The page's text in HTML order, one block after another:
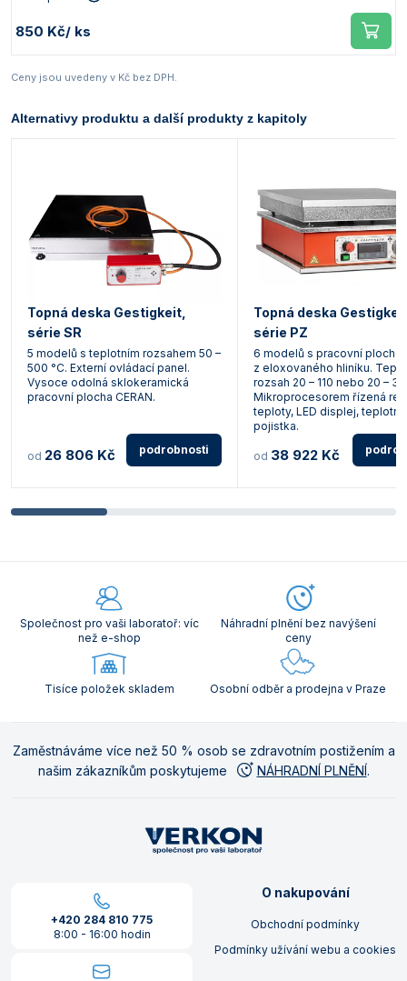
850 Kč/ ks
Ceny jsou uvedeny v Kč bez DPH.
Alternativy produktu a další produkty z kapitoly
Topná deska Gestigkeit,
série SR
5 modelů s teplotním rozsahem 50 –
500 °C. Externí ovládací panel.
Vysoce odolná sklokeramická
pracovní plocha CERAN.
od 26 806 Kč podrobnosti
Topná deska
série PZ
6 modelů s pracovní
z eloxovaného hliníku.
rozsah 20 – 110 nebo 20 –
Mikroprocesorem řízená
teploty, LED displej, teplotní
pojistka.
od 38 922 Kč
Společnost pro vaši laboratoř: víc
než e-shop
Náhradní plnění bez navýšení
ceny
Tisíce položek skladem Osobní odběr a prodejna v Praze
Zaměstnáváme více než 50 % osob se zdravotním postižením a
našim zákazníkům poskytujeme
NÁHRADNÍ PLNĚNÍ.
+420 284 810 775
8:00 - 16:00 hodin
O nakupování
Obchodní podmínky
Podmínky užívání webu a cookies